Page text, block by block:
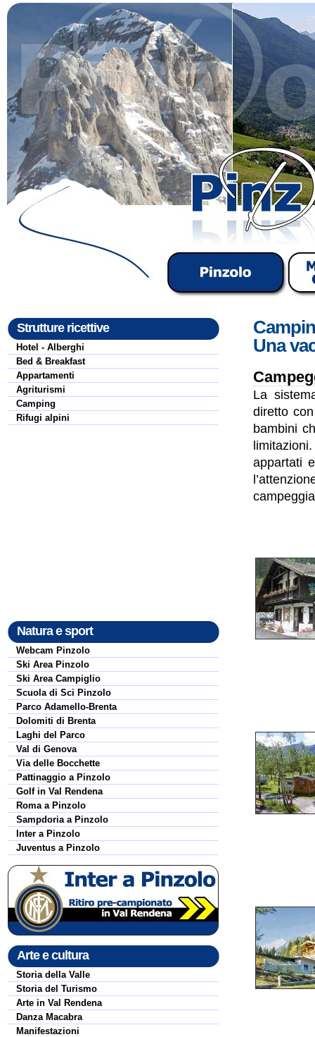
Strutture ricettive
Hotel - Alberghi
Bed & Breakfast
Appartamenti
Agriturismi
Camping
Rifugi alpini
Natura e sport
Webcam Pinzolo
Ski Area Pinzolo
Ski Area Campiglio
Scuola di Sci Pinzolo
Parco Adamello-Brenta
Dolomiti di Brenta
Laghi del Parco
Val di Genova
Via delle Bocchette
Pattinaggio a Pinzolo
Golf in Val Rendena
Roma a Pinzolo
Sampdoria a Pinzolo
Inter a Pinzolo
Juventus a Pinzolo
Arte e cultura
Storia della Valle
Storia del Turismo
Arte in Val Rendena
Danza Macabra
Manifestazioni
Una
La
diretto
bambini
appartati